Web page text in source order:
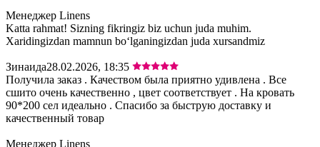
Менеджер Linens
Katta rahmat! Sizning fikringiz biz uchun juda muhim.
Xaridingizdan mamnun bo‘lganingizdan juda xursandmiz
Зинаида28.02.2026, 18:35
Получила заказ . Качеством была приятно удивлена . Все
сшито очень качественно , цвет соответствует . На кровать
90*200 сел идеально . Спасибо за быструю доставку и
качественный товар
Менеджер Linens